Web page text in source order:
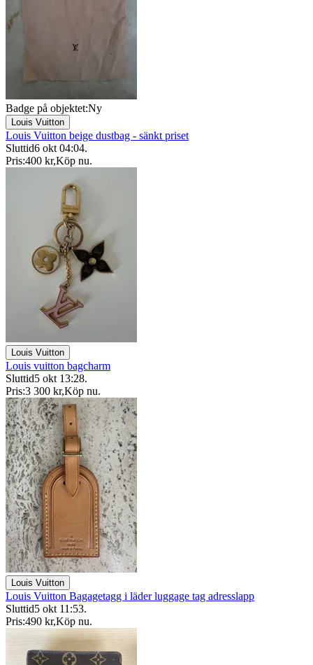
Badge på objektet:Ny
Louis Vuitton
Louis Vuitton beige dustbag - sänkt priset
Sluttid6 okt 04:04.
Pris:400 kr,Köp nu.
Louis Vuitton
Louis vuitton bagcharm
Sluttid5 okt 13:28.
Pris:3 300 kr,Köp nu.
Louis Vuitton
Louis Vuitton Bagagetagg i läder luggage tag adresslapp
Sluttid5 okt 11:53.
Pris:490 kr,Köp nu.